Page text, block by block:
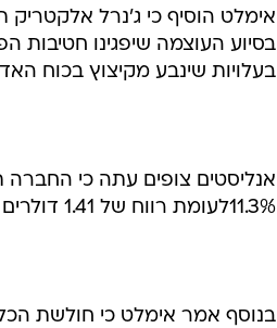
בסיוע העוצמה שיפגינו חטיבות
בעלויות שינבע מקיצוץ בכוח
11.3%לעומת רווח של 1.41 דולרים למניה ב-2001.
בנוסף אמר אימלט כי חולשת